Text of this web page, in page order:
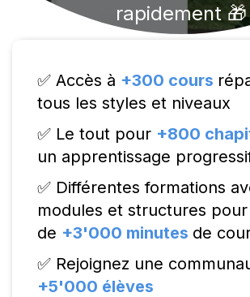
rapidement 🎁
✅ Accès à +300 cours
tous les styles et niveaux
✅ Le tout pour +800
un apprentissage
✅ Différentes formations
modules et structures
de +3'000 minutes de
✅ Rejoignez une
+5'000 élèves